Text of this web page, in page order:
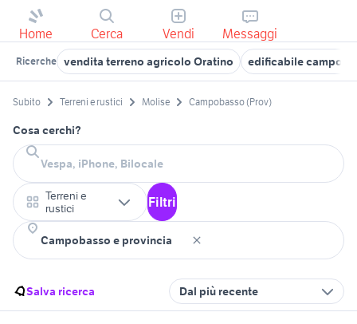
Home Cerca Vendi Messaggi
Ricerche vendita terreno agricolo Oratino edificabile
Subito Terreni e rustici Molise Campobasso (Prov)
Cosa cerchi?
Terreni e
rustici
Filtri
Salva ricerca Dal più recente